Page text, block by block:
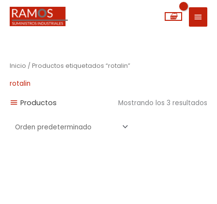
MENÚ
Inicio / Productos etiquetados “rotalin”
rotalin
Productos Mostrando los 3 resultados